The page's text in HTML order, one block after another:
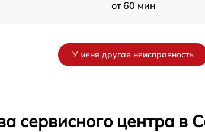
от 60 мин
У меня другая неисправность
сервисного центра в